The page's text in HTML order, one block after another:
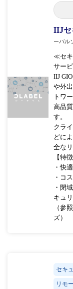
IIJセ
ーバル
≪セキ
サー
IIJ
や外
トワ
高品
す。
クラ
どに
全な
【特徴
・快
・コ
・閉
キュ
（参
ズ）
セキ
リモ